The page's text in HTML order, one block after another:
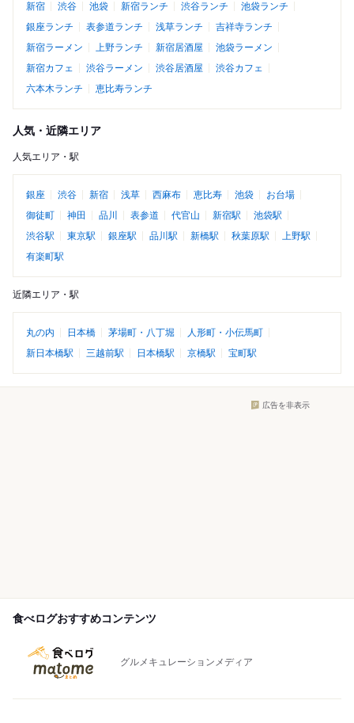
新宿 渋谷 池袋 新宿ランチ 渋谷ランチ
池袋ランチ
銀座ランチ
表参道ランチ 浅草ランチ
吉祥寺ランチ
新宿ラーメン
上野ランチ 新宿居酒屋
池袋ラーメン
新宿カフェ
渋谷ラーメン 渋谷居酒屋
渋谷カフェ
六本木ランチ
恵比寿ランチ
人気・近隣エリア
人気エリア・駅
銀座 渋谷 新宿 浅草 西麻布 恵比寿 池袋
お台場
御徒町
神田 品川 表参道 代官山 新宿駅
池袋駅
渋谷駅
東京駅 銀座駅 品川駅 新橋駅 秋葉原駅
上野駅
有楽町駅
近隣エリア・駅
丸の内 日本橋 茅場町・八丁堀
人形町・小伝馬町
新日本橋駅
三越前駅 日本橋駅 京橋駅 宝町駅
広告を非表示
食べログおすすめコンテンツ
グルメキュレーションメディア